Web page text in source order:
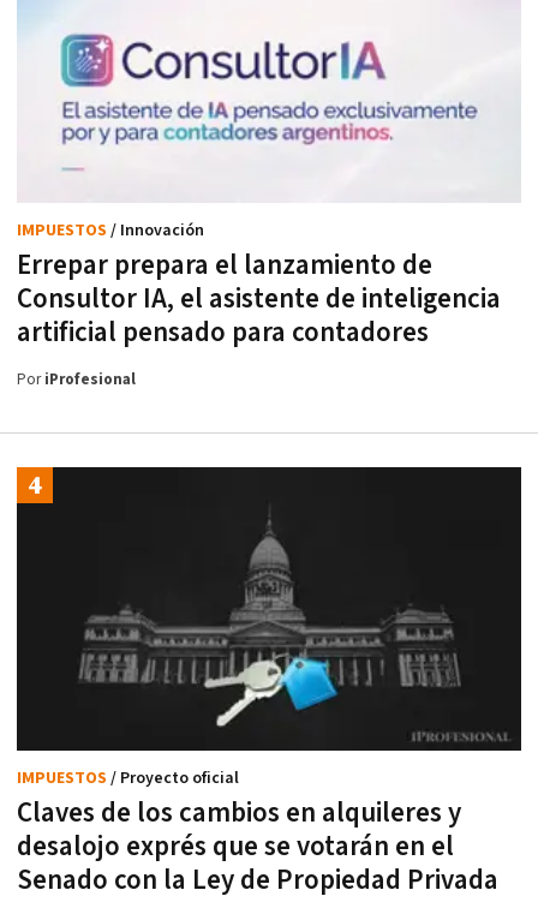
Errepar prepara el lanzamiento de
Consultor IA, el asistente de inteligencia
artificial pensado para contadores
IMPUESTOS / Innovación
PoriProfesional
Claves de los cambios en alquileres y
desalojo exprés que se votarán en el
Senado con la Ley de Propiedad Privada
IMPUESTOS / Proyecto oficial